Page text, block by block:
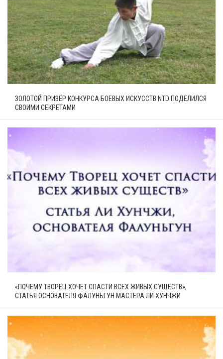
ЗОЛОТОЙ ПРИЗЁР КОНКУРСА БОЕВЫХ ИСКУССТВ NTD ПОДЕЛИЛСЯ
СВОИМИ СЕКРЕТАМИ
«ПОЧЕМУ ТВОРЕЦ ХОЧЕТ СПАСТИ ВСЕХ ЖИВЫХ СУЩЕСТВ»,
СТАТЬЯ ОСНОВАТЕЛЯ ФАЛУНЬГУН МАСТЕРА ЛИ ХУНЧЖИ